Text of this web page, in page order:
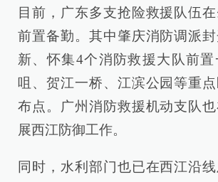
目前，广东多支抢险救援队伍
前置备勤。其中肇庆消防调派
新、怀集4个消防救援大队前置
咀、贺江一桥、江滨公园等重
布点。广州消防救援机动支队
展西江防御工作。
同时，水利部门也已在西江沿